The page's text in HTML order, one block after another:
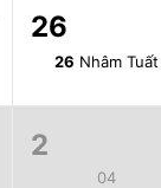
26
26 Nhâm Tuất
2
04